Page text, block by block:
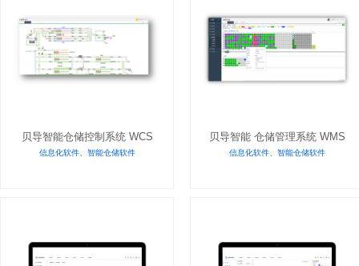
贝导智能仓储控制系统 WCS
信息化软件、智能仓储软件
贝导智能 仓储管理系统 WMS
信息化软件、智能仓储软件